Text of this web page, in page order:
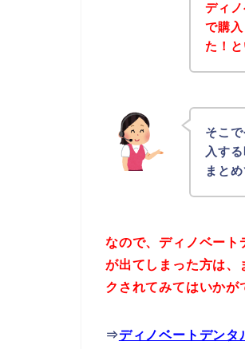
ディ
で購
た！
そこ
入す
まと
なので、ディノベート
が出てしまった方は、
クされてみてはいかが
⇒ディノベートデンタ